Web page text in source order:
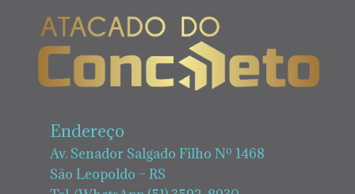
Endereço
Av. Senador Salgado Filho Nº 1468
São Leopoldo – RS